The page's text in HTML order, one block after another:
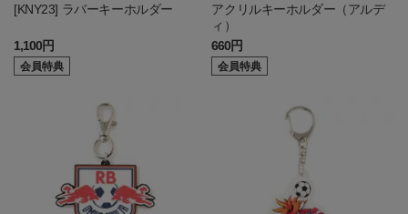
[KNY23] ラバーキーホルダー
1,100円
会員特典
アクリルキーホルダー（アルデ
ィ）
660円
会員特典